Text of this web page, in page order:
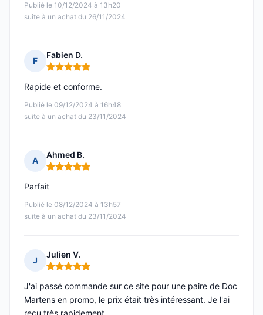
Publié le 10/12/2024 à 13h20
suite à un achat du 26/11/2024
F
Fabien D.
Note : 5 sur 5
Publié le 09/12/2024 à 16h48
suite à un achat du 23/11/2024
Rapide et conforme.
A
Ahmed B.
Note : 5 sur 5
Publié le 08/12/2024 à 13h57
suite à un achat du 23/11/2024
Parfait
J
Julien V.
Note : 5 sur 5
J'ai passé commande sur ce site pour une paire de Doc
Martens en promo, le prix était très intéressant. Je l'ai